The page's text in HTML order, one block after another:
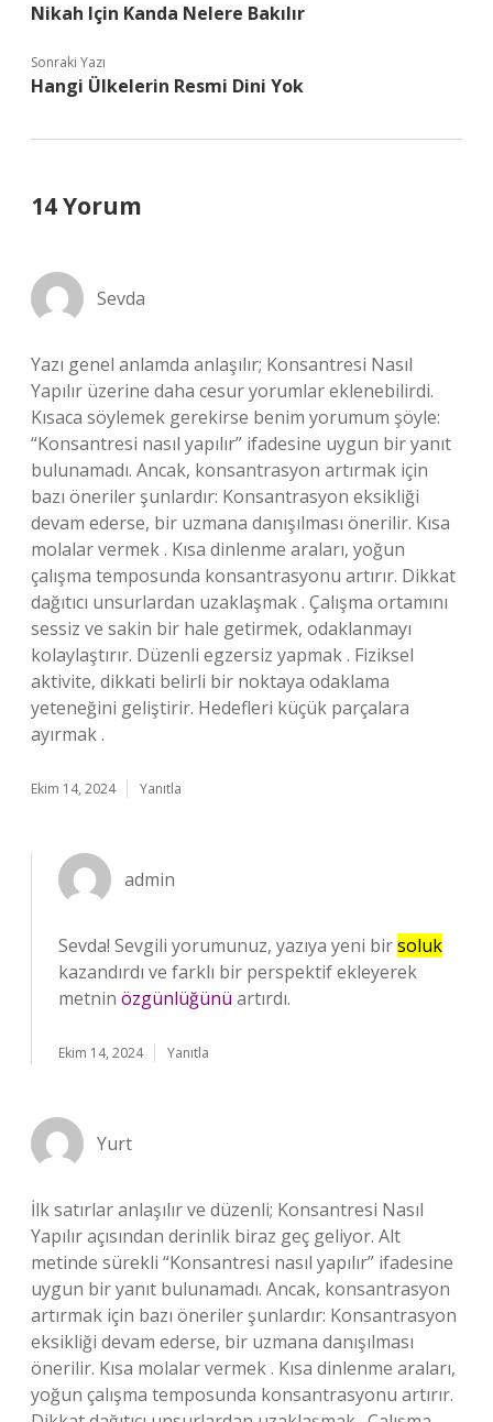
Nikah Için Kanda Nelere Bakılır
Sonraki Yazı
Hangi Ülkelerin Resmi Dini Yok
14 Yorum
Sevda
Yazı genel anlamda anlaşılır; Konsantresi Nasıl
Yapılır üzerine daha cesur yorumlar eklenebilirdi.
Kısaca söylemek gerekirse benim yorumum şöyle:
“Konsantresi nasıl yapılır” ifadesine uygun bir yanıt
bulunamadı. Ancak, konsantrasyon artırmak için
bazı öneriler şunlardır: Konsantrasyon eksikliği
devam ederse, bir uzmana danışılması önerilir. Kısa
molalar vermek . Kısa dinlenme araları, yoğun
çalışma temposunda konsantrasyonu artırır. Dikkat
dağıtıcı unsurlardan uzaklaşmak . Çalışma ortamını
sessiz ve sakin bir hale getirmek, odaklanmayı
kolaylaştırır. Düzenli egzersiz yapmak . Fiziksel
aktivite, dikkati belirli bir noktaya odaklama
yeteneğini geliştirir. Hedefleri küçük parçalara
ayırmak .
Ekim 14, 2024 Yanıtla
admin
Sevda! Sevgili yorumunuz, yazıya yeni birsoluk
kazandırdı ve farklı bir perspektif ekleyerek
metnin özgünlüğünü artırdı.
Ekim 14, 2024 Yanıtla
Yurt
İlk satırlar anlaşılır ve düzenli; Konsantresi Nasıl
Yapılır açısından derinlik biraz geç geliyor. Alt
metinde sürekli “Konsantresi nasıl yapılır” ifadesine
uygun bir yanıt bulunamadı. Ancak, konsantrasyon
artırmak için bazı öneriler şunlardır: Konsantrasyon
eksikliği devam ederse, bir uzmana danışılması
önerilir. Kısa molalar vermek . Kısa dinlenme araları,
yoğun çalışma temposunda konsantrasyonu artırır.